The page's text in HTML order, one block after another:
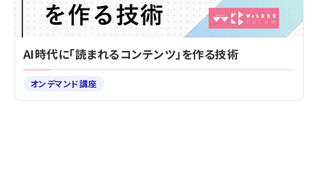
AI時代に「読まれるコンテンツ」を作る技術
オンデマンド講座